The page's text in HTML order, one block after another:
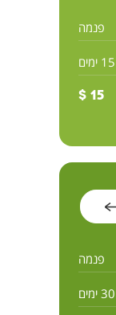
פנמה
15 ימים
15 $
פנמה
30 ימים